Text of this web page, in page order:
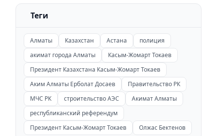
Теги
Алматы Казахстан Астана
полиция
акимат города Алматы
Касым-Жомарт Токаев
Президент Казахстана Касым-Жомарт Токаев
Аким Алматы Ерболат Досаев
Правительство РК
МЧС РК
строительство АЭС
Акимат Алматы
республиканский референдум
Президент Касым-Жомарт Токаев
Олжас Бектенов